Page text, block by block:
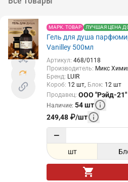
МАРК. ТОВАР ЛУЧШАЯ ЦЕНА
Гель для душа
Vanilley 500мл
Артикул: 468/0118
Производитель: Микс
Бренд: LUIR
Короб: 12 шт Блок: 12 шт
Продавец: ООО "Рэйд-21"
Наличие: 54шт
249,48 ₽/шт
−
шт